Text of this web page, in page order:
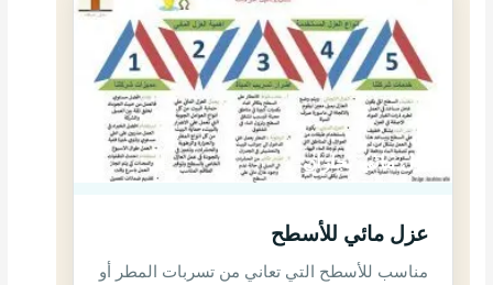
عزل مائي بجازان
عزل مائي للأسطح
مناسب للأسطح التي تعاني من تسربات المطر أو